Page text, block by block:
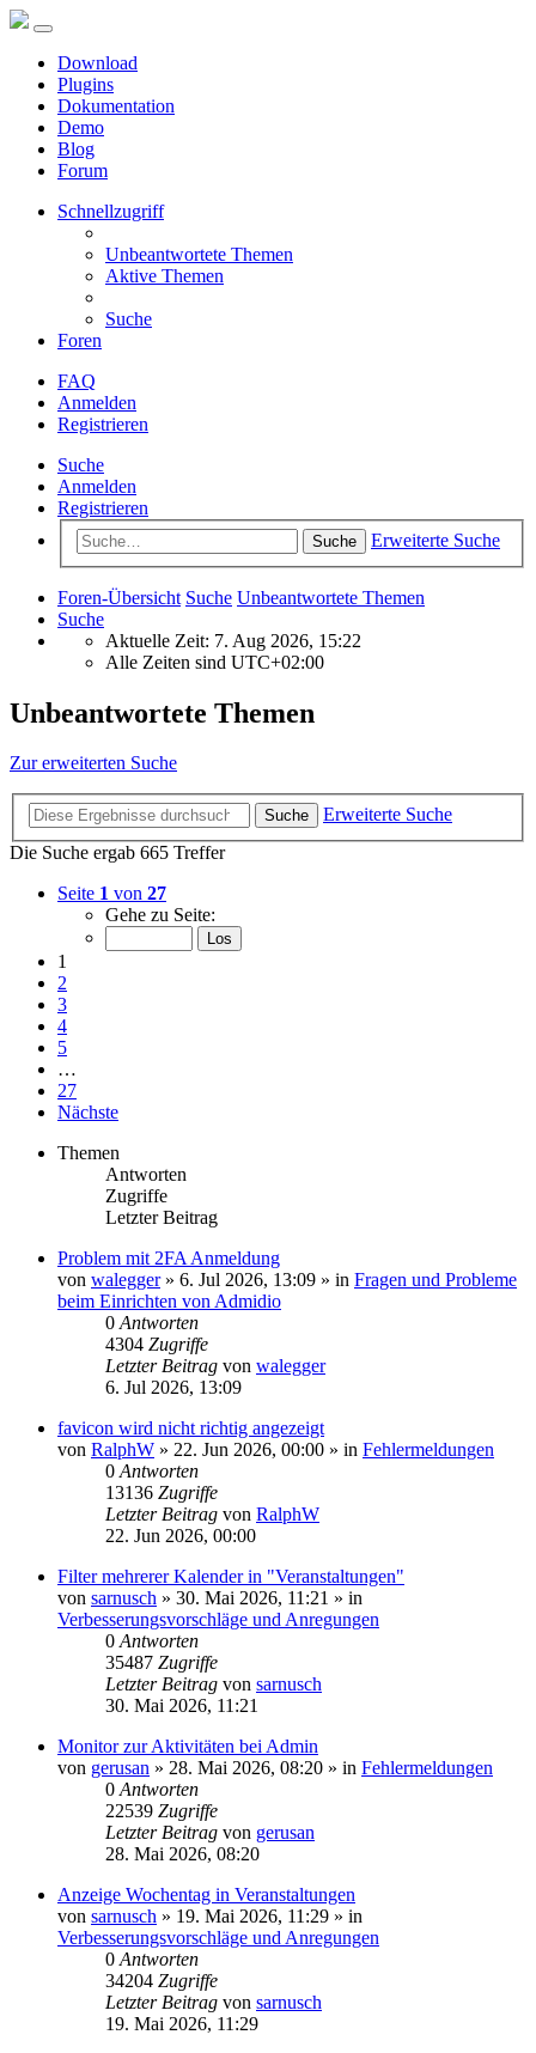
Download
Plugins
Dokumentation
Demo
Blog
Forum
Schnellzugriff
Unbeantwortete Themen
Aktive Themen
Suche
Foren
FAQ
Anmelden
Registrieren
Suche
Anmelden
Registrieren
Suche Erweiterte Suche
Foren-Übersicht Suche Unbeantwortete Themen
Suche
Aktuelle Zeit: 7. Aug 2026, 15:22
Alle Zeiten sind UTC+02:00
Unbeantwortete Themen
Zur erweiterten Suche
Suche
Erweiterte Suche
Die Suche ergab 665 Treffer
Seite 1 von 27
Gehe zu Seite:
1
2
3
4
5
…
27
Nächste
Themen
Antworten
Zugriffe
Letzter Beitrag
Problem mit 2FA Anmeldung
von walegger» 6. Jul 2026, 13:09 » in Fragen und Probleme
beim Einrichten von Admidio
0 Antworten
4304 Zugriffe
Letzter Beitrag von walegger
6. Jul 2026, 13:09
favicon wird nicht richtig angezeigt
von RalphW » 22. Jun 2026, 00:00 » in Fehlermeldungen
0 Antworten
13136 Zugriffe
Letzter Beitrag von RalphW
22. Jun 2026, 00:00
Filter mehrerer Kalender in "Veranstaltungen"
von sarnusch » 30. Mai 2026, 11:21 » in
Verbesserungsvorschläge und Anregungen
0 Antworten
35487 Zugriffe
Letzter Beitrag von sarnusch
30. Mai 2026, 11:21
Monitor zur Aktivitäten bei Admin
von gerusan » 28. Mai 2026, 08:20 » in Fehlermeldungen
0 Antworten
22539 Zugriffe
Letzter Beitrag von gerusan
28. Mai 2026, 08:20
Anzeige Wochentag in Veranstaltungen
von sarnusch » 19. Mai 2026, 11:29 » in
Verbesserungsvorschläge und Anregungen
0 Antworten
34204 Zugriffe
Letzter Beitrag von sarnusch
19. Mai 2026, 11:29